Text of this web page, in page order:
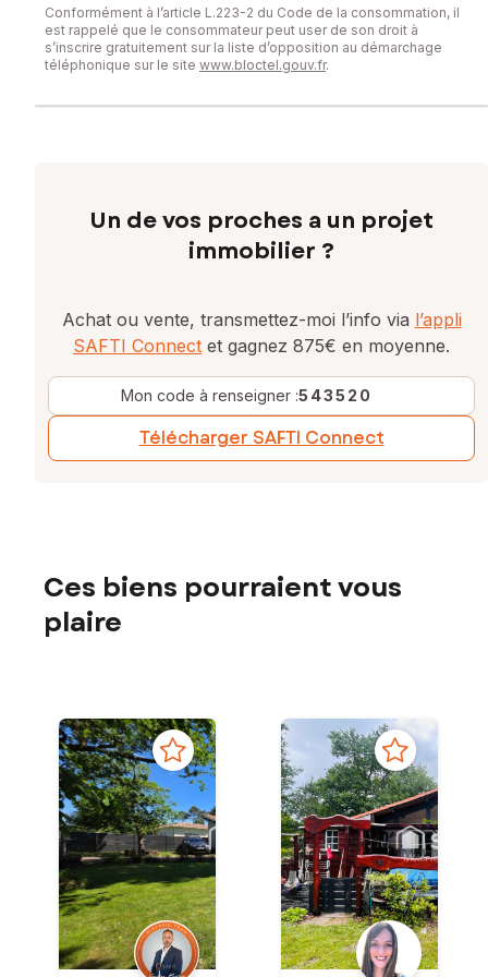
Prix de vente : 392 500 €
Honoraires charge vendeur
Conformément à l’article L.223-2 du Code de la consommation, il
est rappelé que le consommateur peut user de son droit à
s’inscrire gratuitement sur la liste d’opposition au démarchage
téléphonique sur le site www.bloctel.gouv.fr.
Un de vos proches a un projet
immobilier ?
Achat ou vente, transmettez-moi l’info via l’appli
SAFTI Connect et gagnez 875€ en moyenne.
Mon code à renseigner :543520
Télécharger SAFTI Connect
Ces biens pourraient vous
plaire